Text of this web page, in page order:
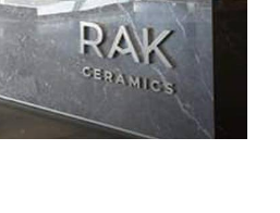
House of Brands
Where the language of
fashion meets the artistry